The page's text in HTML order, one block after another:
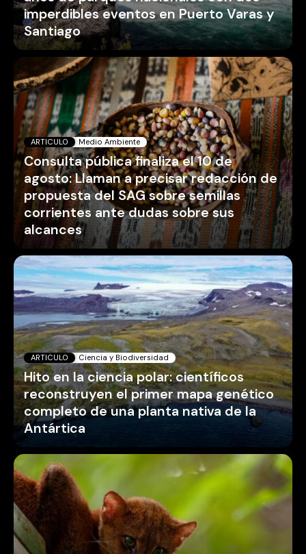
imperdibles eventos en Puerto Varas y
Santiago
ARTICULO Medio Ambiente
Consulta pública finaliza el 10 de
agosto: Llaman a precisar redacción de
propuesta del SAG sobre semillas
corrientes ante dudas sobre sus
alcances
ARTICULO Ciencia y Biodiversidad
Hito en la ciencia polar: científicos
reconstruyen el primer mapa genético
completo de una planta nativa de la
Antártica